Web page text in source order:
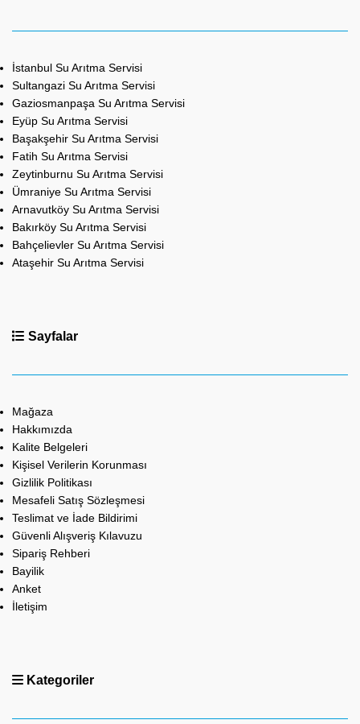
İstanbul Su Arıtma Servisi
Sultangazi Su Arıtma Servisi
Gaziosmanpaşa Su Arıtma Servisi
Eyüp Su Arıtma Servisi
Başakşehir Su Arıtma Servisi
Fatih Su Arıtma Servisi
Zeytinburnu Su Arıtma Servisi
Ümraniye Su Arıtma Servisi
Arnavutköy Su Arıtma Servisi
Bakırköy Su Arıtma Servisi
Bahçelievler Su Arıtma Servisi
Ataşehir Su Arıtma Servisi
Sayfalar
Mağaza
Hakkımızda
Kalite Belgeleri
Kişisel Verilerin Korunması
Gizlilik Politikası
Mesafeli Satış Sözleşmesi
Teslimat ve İade Bildirimi
Güvenli Alışveriş Kılavuzu
Sipariş Rehberi
Bayilik
Anket
İletişim
Kategoriler